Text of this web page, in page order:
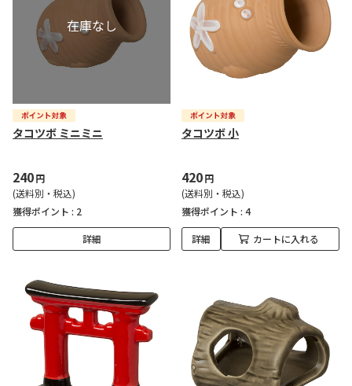
タコツボ ミニミニ
240円
(送料別・税込)
獲得ポイント : 2
詳細
タコツボ 小
420円
(送料別・税込)
獲得ポイント : 4
詳細 カートに入れる